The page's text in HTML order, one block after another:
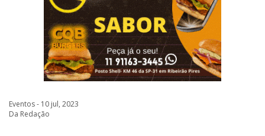
Eventos - 10 jul, 2023
Da Redação